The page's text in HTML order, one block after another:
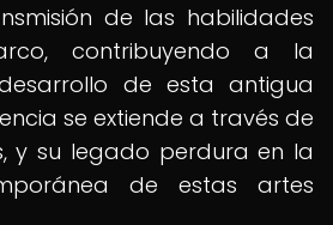
de las habilidades
contribuyendo a la
de esta antigua
se extiende a través de
y su legado perdura en la
de estas artes